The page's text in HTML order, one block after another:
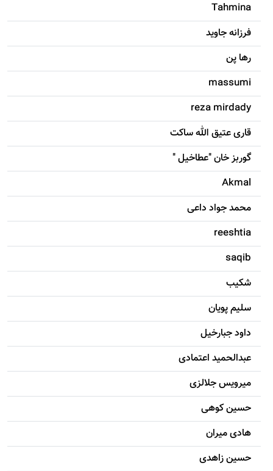
Tahmina
فرزانه جاويد
رها پن
massumi
reza mirdady
قاری عتیق الله ساکت
گوربز خان "عطاخیل "
Akmal
محمد جواد داعی
reeshtia
saqib
شکيب
سليم پویان
داود جبارخیل
عبدالحمید اعتمادی
میرویس جلالزی
حسين کوهی
هادی ميران
حسين زاهدی